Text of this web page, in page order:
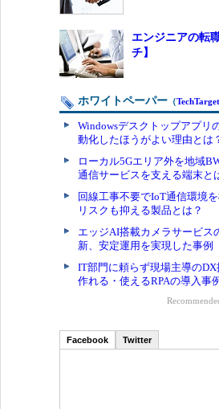
エンジニアの転
チ】
ホワイトペーパー （
Windowsデスクトップアプリ
動化したほうがよい理由とは
ローカル5Gエリア外を地域
通信サービスを支える端末と
回線工事不要でIoT通信環境
リスクも抑える製品とは？
エッジAI搭載カメラサービス
新、安定運用を実現した事例
IT部門に頼らず現場主導のDX
作れる・使えるRPAの導入事
Facebook Twitter